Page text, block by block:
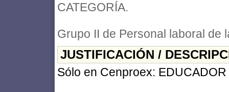
CATEGORÍA.
Grupo II de Personal laboral de
JUSTIFICACIÓN /
Sólo en Cenproex: